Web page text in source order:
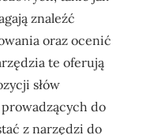
znaleźć
oraz ocenić
te oferują
słów
do
z narzędzi do